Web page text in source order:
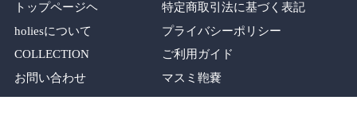
トップページヘ
holiesについて
COLLECTION
お問い合わせ
SHOP
特定商取引法に基づく表記
プライバシーポリシー
ご利用ガイド
マスミ鞄嚢